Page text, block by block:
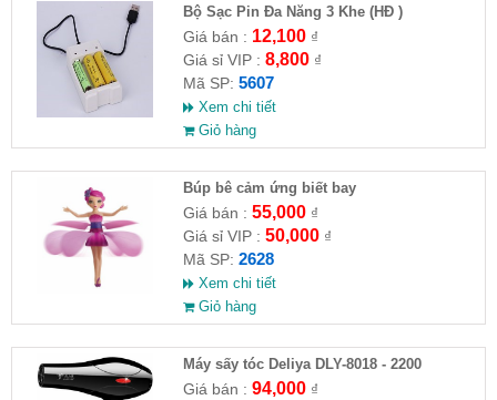
Bộ Sạc Pin Đa Năng 3 Khe (HĐ )
Giá bán : 12,100₫
Giá sỉ VIP : 8,800₫
Mã SP: 5607
Xem chi tiết
Giỏ hàng
​Búp bê cảm ứng biết bay
Giá bán : 55,000₫
Giá sỉ VIP : 50,000₫
Mã SP: 2628
Xem chi tiết
Giỏ hàng
Máy sấy tóc Deliya DLY-8018 - 2200
Giá bán : 94,000₫